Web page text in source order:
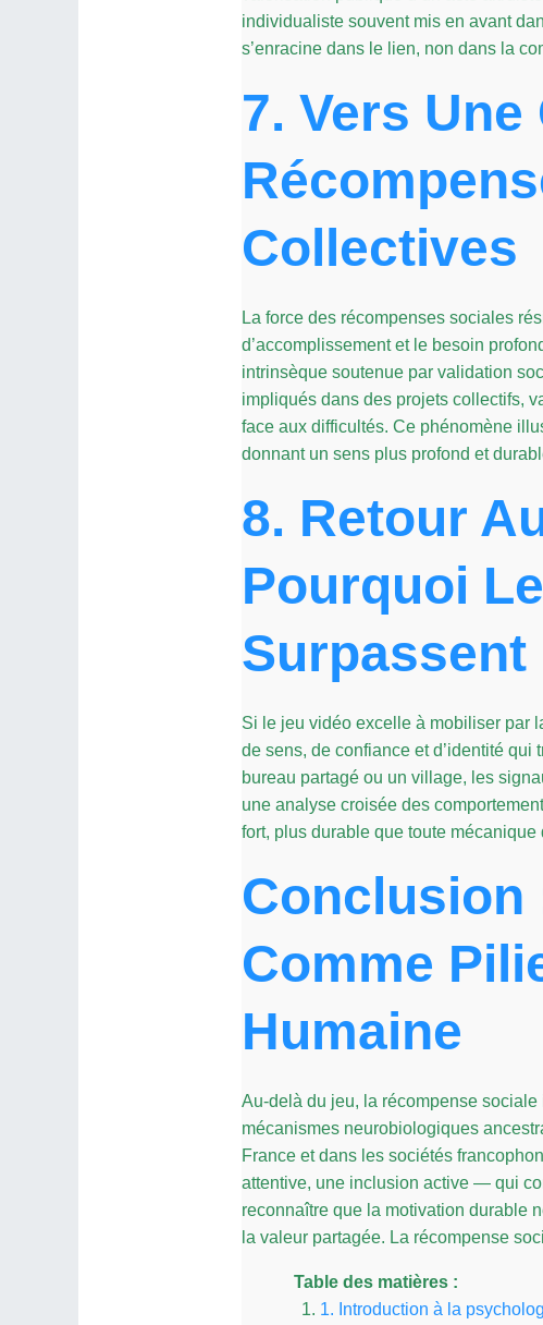
individualiste souvent mis en avant
s’enracine dans le lien, non dans la
7. Vers
Collectives
La force des récompenses sociales
d’accomplissement et le besoin
intrinsèque soutenue par validation
impliqués dans des projets collectifs,
face aux difficultés. Ce phénomène
donnant un sens plus profond et
8. Retour
Pourquoi
Surpassent
Si le jeu vidéo excelle à mobiliser par
de sens, de confiance et d’identité
bureau partagé ou un village, les
une analyse croisée des
fort, plus durable que toute mécanique
Conclusion
Comme
Humaine
Au-delà du jeu, la récompense
mécanismes neurobiologiques
France et dans les sociétés
attentive, une inclusion active — qui
reconnaître que la motivation durable
la valeur partagée. La récompense
Table des matières :
1. Introduction à la